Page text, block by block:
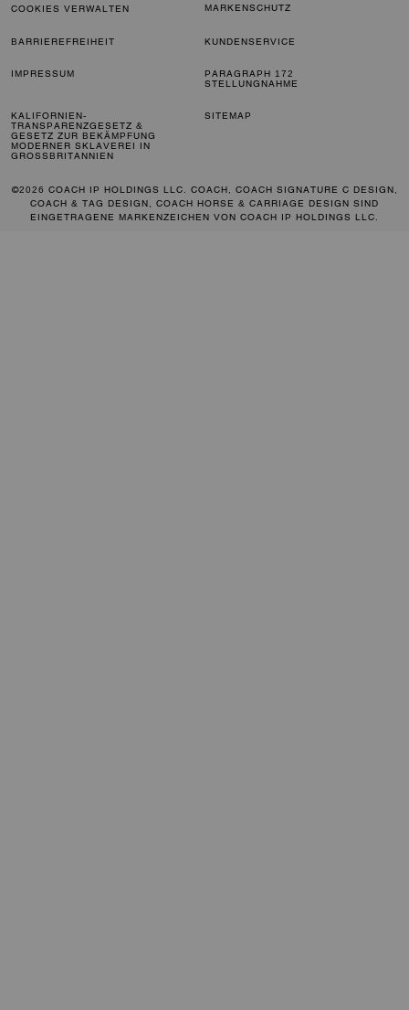
COOKIES VERWALTEN MARKENSCHUTZ
BARRIEREFREIHEIT KUNDENSERVICE
IMPRESSUM
PARAGRAPH 172
STELLUNGNAHME
KALIFORNIEN-
TRANSPARENZGESETZ &
GESETZ ZUR BEKÄMPFUNG
MODERNER SKLAVEREI IN
GROSSBRITANNIEN
SITEMAP
©2026 COACH IP HOLDINGS LLC. COACH, COACH SIGNATURE C DESIGN,
COACH & TAG DESIGN, COACH HORSE & CARRIAGE DESIGN SIND
EINGETRAGENE MARKENZEICHEN VON COACH IP HOLDINGS LLC.